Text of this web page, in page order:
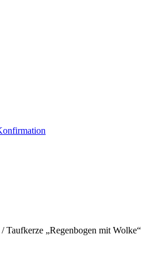
/ Taufkerze „Regenbogen mit Wolke“